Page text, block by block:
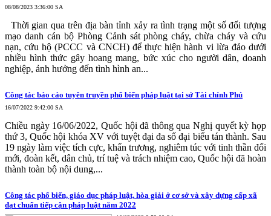
08/08/2023 3:36:00 SA
Thời gian qua trên địa bàn tỉnh xảy ra tình trạng một số đối tượng
mạo danh cán bộ Phòng Cảnh sát phòng cháy, chừa cháy và cứu
nạn, cứu hộ (PCCC và CNCH) để thực hiện hành vi lừa đảo dưới
nhiều hình thức gây hoang mang, bức xúc cho người dân, doanh
nghiệp, ảnh hưởng đến tình hình an...
Công tác báo cáo tuyên truyền phổ biến pháp luật tại sở Tài chính Phú
16/07/2022 9:42:00 SA
Chiều ngày 16/06/2022, Quốc hội đã thông qua Nghị quyết kỳ họp
thứ 3, Quốc hội khóa XV với tuyệt đại đa số đại biểu tán thành. Sau
19 ngày làm việc tích cực, khẩn trương, nghiêm túc với tinh thần đổi
mới, đoàn kết, dân chủ, trí tuệ và trách nhiệm cao, Quốc hội đã hoàn
thành toàn bộ nội dung,...
Công tác phổ biến, giáo dục pháp luật, hòa giải ở cơ sở và xây dựng cấp xã
đạt chuẩn tiếp cận pháp luật năm 2022